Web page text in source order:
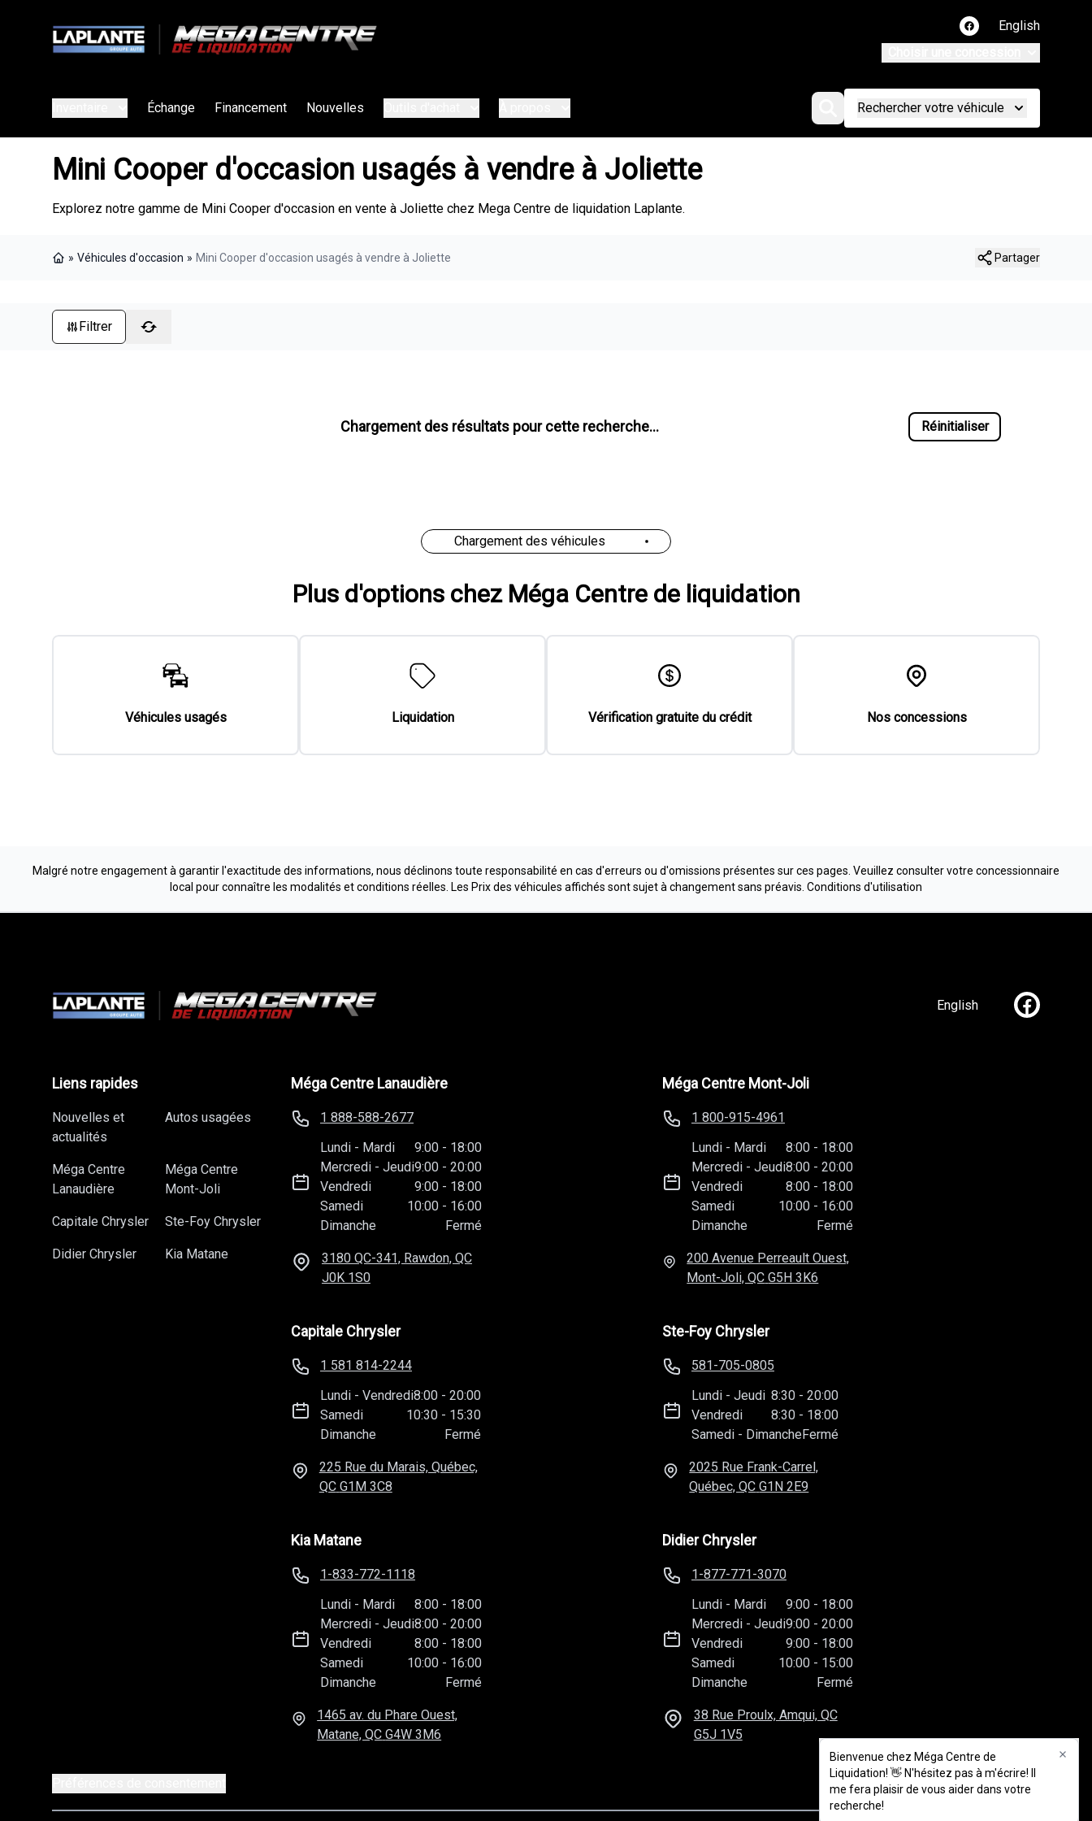
Lien vers notre page
English
Échange Financement Nouvelles Rechercher votre véhicule
Mini Cooper d'occasion usagés à vendre à Joliette
Explorez notre gamme de Mini Cooper d'occasion en vente à Joliette chez Mega Centre de liquidation Laplante.
» Véhicules d'occasion » Mini Cooper d'occasion usagés à vendre à Joliette Partager
Bienvenue chez Méga Centre de
Liquidation! 👋 N'hésitez pas à m'écrire! Il
me fera plaisir de vous aider dans votre
recherche!
Filtrer
Chargement des résultats pour cette recherche... Réinitialiser
Chargement des véhicules
Plus d'options chez Méga Centre de liquidation
Véhicules usagés Liquidation Vérification gratuite du crédit Nos concessions
Malgré notre engagement à garantir l'exactitude des informations, nous déclinons toute responsabilité en cas d'erreurs ou d'omissions présentes sur ces pages. Veuillez consulter votre concessionnaire
local pour connaître les modalités et conditions réelles. Les Prix des véhicules affichés sont sujet à changement sans préavis. Conditions d'utilisation
English Lien vers
Liens rapides
Nouvelles et
actualités
Autos usagées
Méga Centre
Lanaudière
Méga Centre
Mont-Joli
Capitale Chrysler Ste-Foy Chrysler
Didier Chrysler Kia Matane
Méga Centre Lanaudière
1 888-588-2677
Lundi - Mardi 9:00 - 18:00
Mercredi -Jeudi9:00 - 20:00
Vendredi
9:00 - 18:00
Samedi
10:00 - 16:00
Dimanche
Fermé
3180 QC-341, Rawdon, QC
J0K 1S0
Méga Centre Mont-Joli
1 800-915-4961
Lundi - Mardi 8:00 - 18:00
Mercredi - Jeudi8:00 - 20:00
Vendredi
8:00 - 18:00
Samedi
10:00 - 16:00
Dimanche
Fermé
200 Avenue Perreault Ouest,
Mont-Joli, QC G5H 3K6
Capitale Chrysler
1 581 814-2244
Lundi -Vendredi8:00 - 20:00
Samedi
10:30 - 15:30
Dimanche
Fermé
225 Rue du Marais, Québec,
QC G1M 3C8
Ste-Foy Chrysler
581-705-0805
Lundi - Jeudi 8:30 - 20:00
Vendredi
8:30 - 18:00
Samedi - DimancheFermé
2025 Rue Frank-Carrel,
Québec, QC G1N 2E9
Kia Matane
1-833-772-1118
Lundi - Mardi 8:00 - 18:00
Mercredi -Jeudi8:00 - 20:00
Vendredi
8:00 - 18:00
Samedi
10:00 - 16:00
Dimanche
Fermé
1465 av. du Phare Ouest,
Matane, QC G4W 3M6
Didier Chrysler
1-877-771-3070
Lundi - Mardi 9:00 - 18:00
Mercredi - Jeudi9:00 - 20:00
Vendredi
9:00 - 18:00
Samedi
10:00 - 15:00
Dimanche
Fermé
38 Rue Proulx, Amqui, QC
G5J 1V5
Bienvenue chez Méga Centre de
Liquidation! 👋 N'hésitez pas à m'écrire! Il
me fera plaisir de vous aider dans votre
recherche!